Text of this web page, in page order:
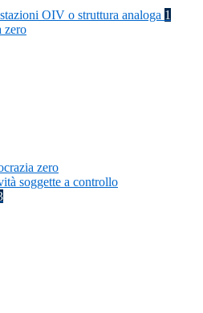
OIV o struttura analoga 1
zero
zero
soggette a controllo